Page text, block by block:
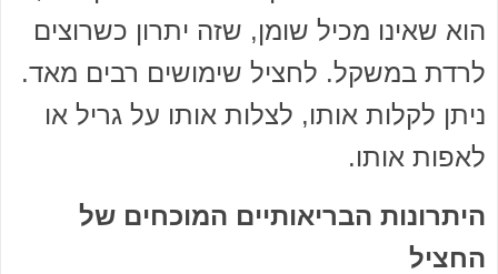
הוא שאינו מכיל שומן, שזה יתרון כשרוצים
לרדת במשקל. לחציל שימושים רבים מאד.
ניתן לקלות אותו, לצלות אותו על גריל או
לאפות אותו.
היתרונות הבריאותיים המוכחים של
החציל